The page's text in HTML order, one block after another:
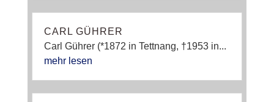
CARL GÜHRER
Carl Gührer (*1872 in Tettnang, †1953 in...
mehr lesen